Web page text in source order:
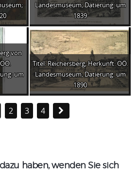
Landesmuseum; Datierung: um
1839
von
um
Titel: Reichersberg; Herkunft: OÖ.
Landesmuseum; Datierung: um
1890
2 3 4
haben, wenden Sie sich